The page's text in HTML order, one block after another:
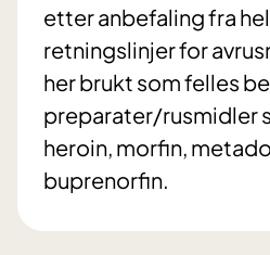
etter anbefaling fra
retningslinjer for
her brukt som felles
preparater/rusmidler
heroin, morfin,
buprenorfin.